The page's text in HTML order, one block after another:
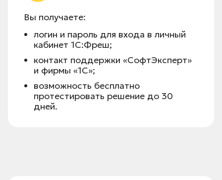
Вы получаете:
логин и пароль для входа в личный
кабинет 1С:Фреш;
контакт поддержки «СофтЭксперт»
и фирмы «1С»;
возможность бесплатно
протестировать решение до 30
дней.